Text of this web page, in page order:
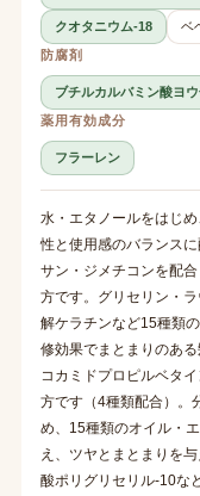
クオタニウム-18
ベ
防腐剤
ブチルカルバミン酸ヨ
薬用有効成分
フラーレン
水・エタノールをはじ
性と使用感のバランス
サン・ジメチコンを配
方です。グリセリン・
解ケラチンなど15種類
修効果でまとまりのあ
コカミドプロピルベタ
方です（4種類配合）。
め、15種類のオイル・
え、ツヤとまとまりを
酸ポリグリセリル-10な